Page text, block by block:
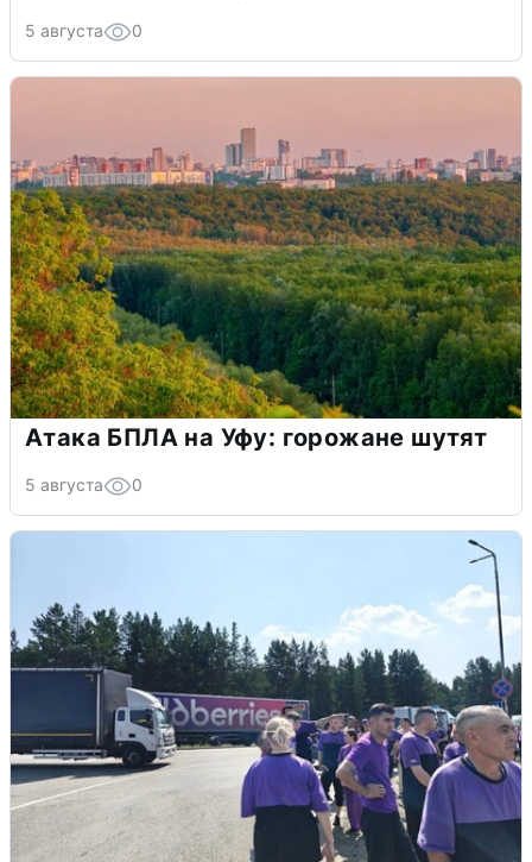
5 августа 0
Атака БПЛА на Уфу: горожане шутят
5 августа 0